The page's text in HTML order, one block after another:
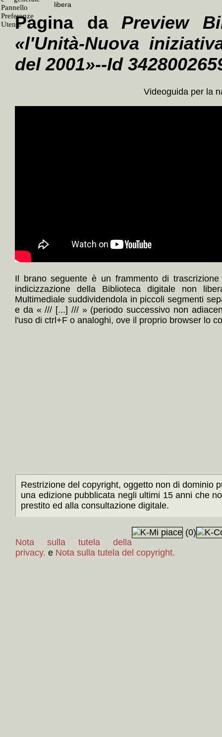
Pagina da Preview
«l'Unità-Nuova
del 2001»--Id
Videoguida per la
Il brano seguente è un frammento di
indicizzazione della Biblioteca digitale non
Multimediale suddividendola in piccoli segmenti
e da « /// [...] /// » (periodo successivo non
l'uso di ctrl+F o analoghi, ove il proprio browser lo
Restrizione del copyright, oggetto non di dominio
una edizione pubblicata negli ultimi 15 anni che
prestito ed alla consultazione digitale.
(0)
Nota sulla tutela della
privacy. e Nota sulla tutela del copyright.